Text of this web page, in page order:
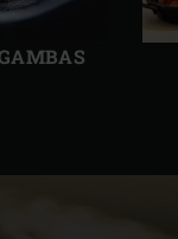
Diapo